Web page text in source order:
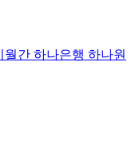
월간 하나은행 하나원